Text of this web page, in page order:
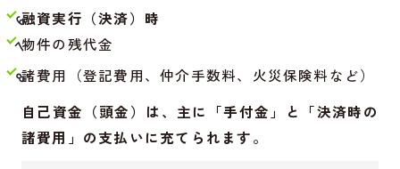
融資実行（決済）時
物件の残代金
諸費用（登記費用、仲介手数料、火災保険料など）
自己資金（頭金）は、主に「手付金」と「決済時の
諸費用」の支払いに充てられます。